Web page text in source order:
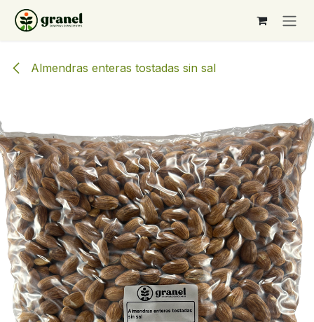
Ir al contenido
Almendras enteras tostadas sin sal